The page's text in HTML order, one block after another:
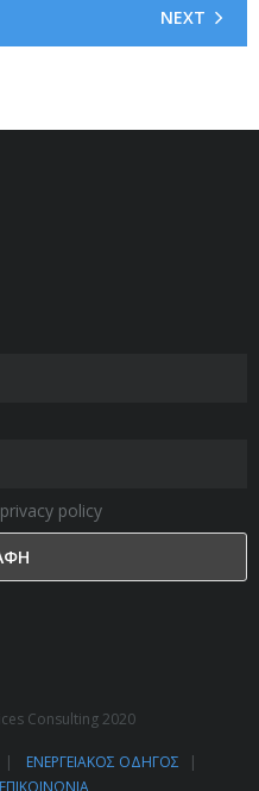
NEXT
policy
Consulting 2020
ΕΝΕΡΓΕΙΑΚΟΣ ΟΔΗΓΟΣ